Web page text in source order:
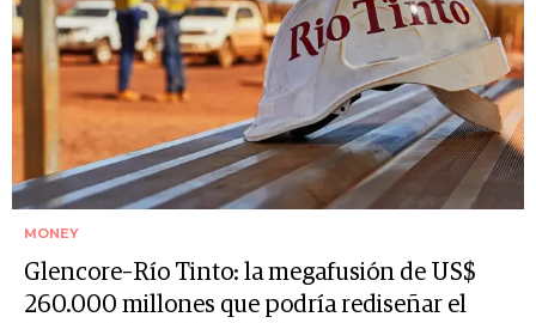
MONEY
Glencore–Río Tinto: la megafusión de US$
260.000 millones que podría rediseñar el